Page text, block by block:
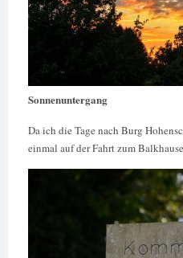
Sonnenuntergang
Da ich die Tage nach Burg
einmal auf der Fahrt zum